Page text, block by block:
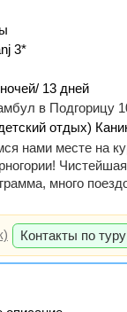
3*
13 дней
в Подгорицу
отдых)
нами месте на
много
Контакты по туру